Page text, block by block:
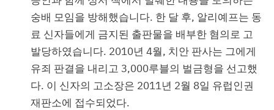
숭배 모임을 방해했습니다. 한 달 후, 알리예프는 동
료 신자들에게 금지된 출판물을 배부한 혐의로 고
발당하였습니다. 2010년 4월, 치안 판사는 그에게
유죄 판결을 내리고 3,000루블의 벌금형을 선고했
다. 이 신자의 고소장은 2011년 2월 8일 유럽인권
재판소에 접수되었다.